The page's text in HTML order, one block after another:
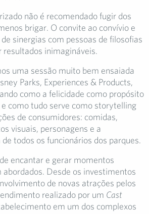
não é recomendado fugir dos
brigar. O convite ao convívio e
sinergias com pessoas de filosofias
resultados inimagináveis.
uma sessão muito bem ensaiada
Parks, Experiences & Products,
como a felicidade como propósito
como tudo serve como storytelling
de consumidores: comidas,
visuais, personagens e a
todos os funcionários dos parques.
encantar e gerar momentos
abordados. Desde os investimentos
de novas atrações pelos
realizado por um Cast
em um dos complexos